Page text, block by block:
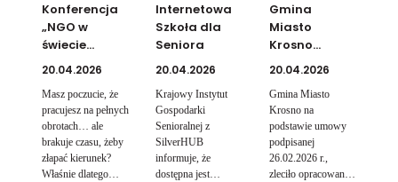
psychicznej i
fizycznej oraz
profilaktyce
zaprezentowania
swojej działalności
mieszkańcom
Konferencja
„NGO w
świecie
zmian”
20.04.2026
Masz poczucie, że
pracujesz na pełnych
obrotach… ale
brakuje czasu, żeby
złapać kierunek?
Właśnie dlatego
Internetowa
Szkoła dla
Seniora
20.04.2026
Krajowy Instytut
Gospodarki
Senioralnej z
SilverHUB
informuje, że
dostępna jest
Gmina
Miasto
Krosno
zaprasza na
konsultacyjne
w sprawie
Miejskiego
Planu
Adaptacji do
20.04.2026
Gmina Miasto
Krosno na
podstawie umowy
podpisanej
26.02.2026 r.,
zleciło opracowanie